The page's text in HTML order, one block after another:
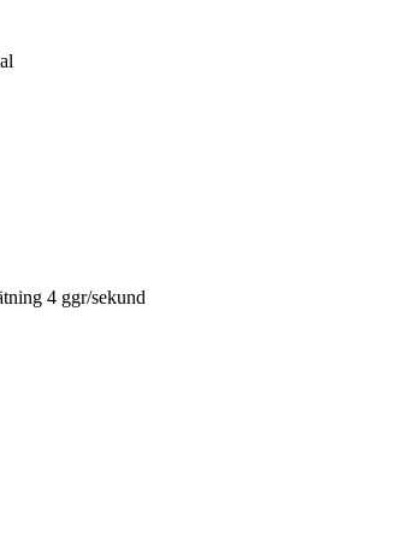
4 ggr/sekund